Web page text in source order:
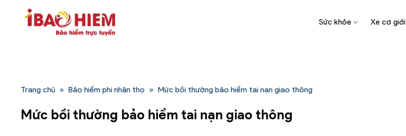
Sức khỏe Xe cơ giới
Trang chủ » Bảo hiểm phi nhân thọ » Mức bồi thường bảo hiểm tai nạn giao thông
Mức bồi thường bảo hiểm tai nạn giao thông